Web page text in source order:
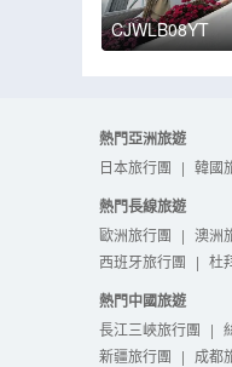
CJWLB08YT
熱門亞洲旅遊
日本旅行團 | 韓國
熱門長線旅遊
歐洲旅行團 | 澳洲
西班牙旅行團 | 杜
熱門中國旅遊
長江三峽旅行團 |
新疆旅行團 | 成都